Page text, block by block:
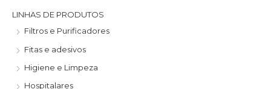
LINHAS DE PRODUTOS
Filtros e Purificadores
Fitas e adesivos
Higiene e Limpeza
Hospitalares